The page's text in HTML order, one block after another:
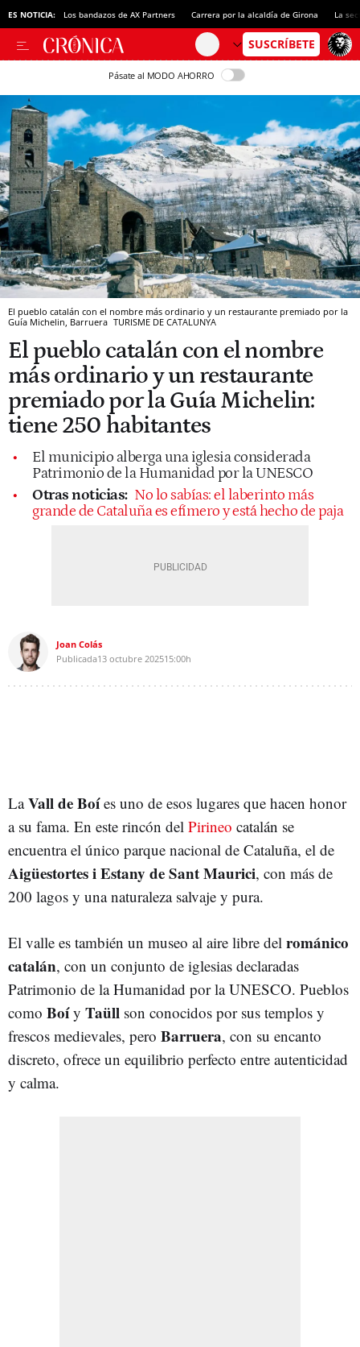
ES NOTICIA: Los bandazos de AX Partners Carrera por la alcaldía de Girona La
Pásate al MODO AHORRO
El pueblo catalán con el nombre más ordinario y un restaurante premiado por la
Guía Michelin, Barruera TURISME DE CATALUNYA
El pueblo catalán con el nombre
más ordinario y un restaurante
premiado por la Guía Michelin:
tiene 250 habitantes
El municipio alberga una iglesia considerada
Patrimonio de la Humanidad por la UNESCO
Otras noticias: No lo sabías: el laberinto más
grande de Cataluña es efímero y está hecho de paja
Joan Colás
Publicada13 octubre 202515:00h
LaVall de Boíes uno de esos lugares que hacen honor
a su fama. En este rincón del Pirineo catalán se
encuentra el único parque nacional de Cataluña, el de
Aigüestortes i Estany de Sant Maurici, con más de
200 lagos y una naturaleza salvaje y pura.
El valle es también un museo al aire libre del románico
catalán, con un conjunto de iglesias declaradas
Patrimonio de la Humanidad por la UNESCO. Pueblos
como Boíy Taüll son conocidos por sus templos y
frescos medievales, pero Barruera, con su encanto
discreto, ofrece un equilibrio perfecto entre autenticidad
y calma.